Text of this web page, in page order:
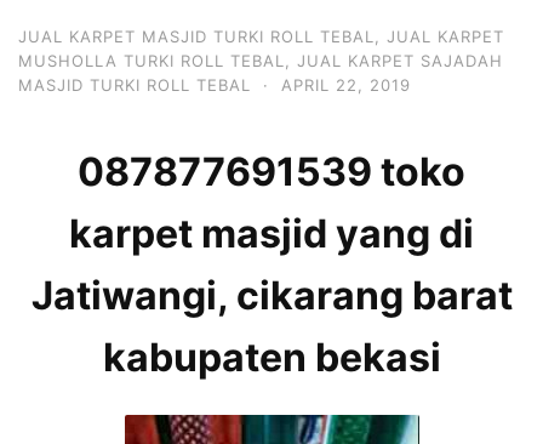
JUAL KARPET MASJID TURKI ROLL TEBAL
JUAL KARPET
MUSHOLLA TURKI ROLL TEBAL
JUAL KARPET SAJADAH
MASJID TURKI ROLL TEBAL
· APRIL 22, 2019
087877691539 toko
karpet masjid yang di
Jatiwangi, cikarang barat
kabupaten bekasi